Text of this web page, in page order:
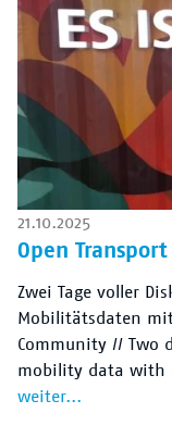
21.10.2025
Open
Zwei Tage voller
Mobilitätsdaten
Community // Two
mobility data with
weiter...